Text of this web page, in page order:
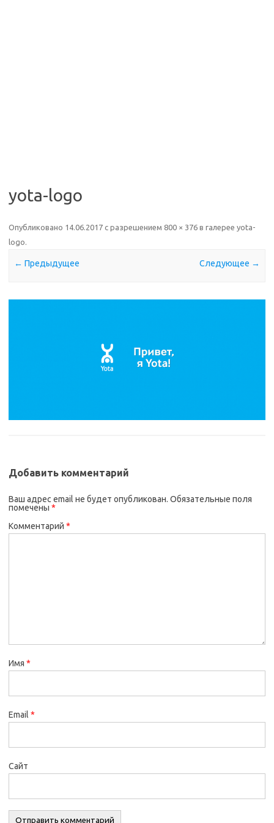
yota-logo
Опубликовано 14.06.2017 с разрешением 800 × 376 в галерее yota-
logo.
← Предыдущее Следующее →
Добавить комментарий
Ваш адрес email не будет опубликован. Обязательные поля
помечены *
Комментарий *
Имя *
Email *
Сайт